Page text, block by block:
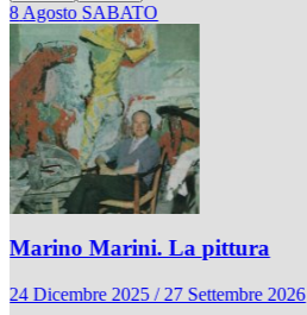
8Agosto SABATO
Marino Marini. La pittura
24 Dicembre 2025 / 27 Settembre 2026